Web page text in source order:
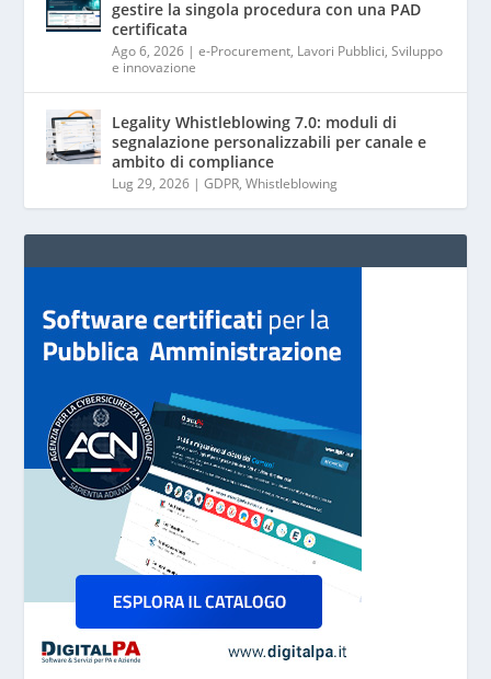
gestire la singola procedura con una PAD
certificata
Ago 6, 2026 |e-Procurement, Lavori Pubblici,Sviluppo
e innovazione
Legality Whistleblowing 7.0: moduli di
segnalazione personalizzabili per canale e
ambito di compliance
Lug 29, 2026 |GDPR,Whistleblowing